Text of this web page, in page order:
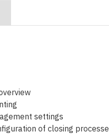
settings
of closing